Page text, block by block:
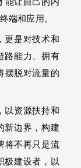
端和应用。
更是对技术和
路能力、拥有
摆脱对流量的
以资源扶持和
新边界，构建
将不再只是流
极建设者，以